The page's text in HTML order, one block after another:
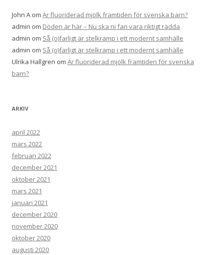
:John A om Är fluoriderad mjölk framtiden för svenska barn?
admin om Döden är här – Nu ska ni fan vara riktigt rädda
admin om Så (o)farligt är stelkramp i ett modernt samhälle
admin om Så (o)farligt är stelkramp i ett modernt samhälle
Ulrika Hallgren om Är fluoriderad mjölk framtiden för svenska
barn?
ARKIV
april 2022
mars 2022
februari 2022
december 2021
oktober 2021
mars 2021
januari 2021
december 2020
november 2020
oktober 2020
augusti 2020